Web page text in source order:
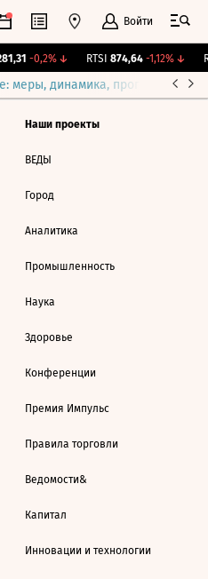
Войти
-0,2%↓ RTSI 874,64 -1,12%↓
меры, динамика, прогнозы
Наши проекты
ВЕДЫ
Город
Аналитика
Промышленность
Наука
Здоровье
Конференции
Премия Импульс
Правила торговли
Ведомости&
Капитал
Инновации и технологии